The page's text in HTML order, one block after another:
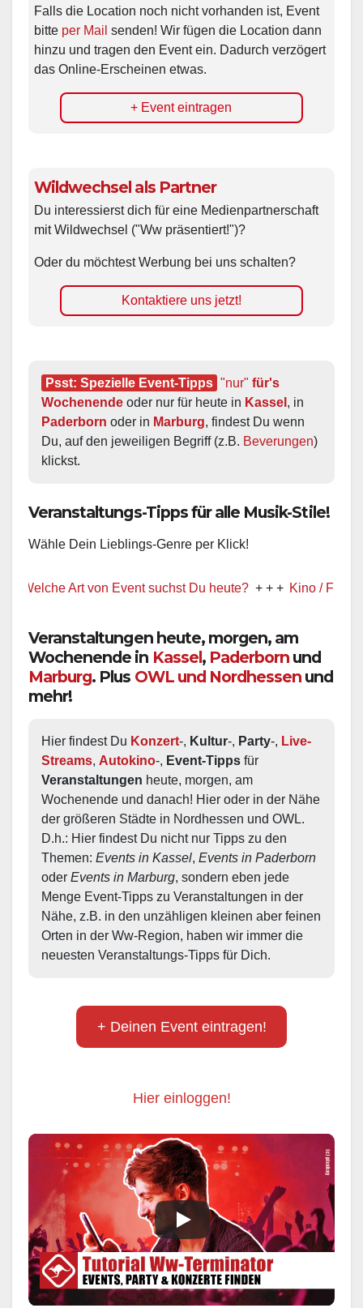
Falls die Location noch nicht vorhanden ist, Event
bitte per Mail senden! Wir fügen die Location dann
hinzu und tragen den Event ein. Dadurch verzögert
das Online-Erscheinen etwas.
+ Event eintragen
Wildwechsel als Partner
Du interessierst dich für eine Medienpartnerschaft
mit Wildwechsel ("Ww präsentiert!")?
Oder du möchtest Werbung bei uns schalten?
Kontaktiere uns jetzt!
Psst: Spezielle Event-Tipps "nur" für's
Wochenende oder nur für heute in Kassel
Paderborn oder in Marburg, findest Du wenn
Du, auf den jeweiligen Begriff (z.B. Beverungen)
klickst.
Veranstaltungs-Tipps für alle Musik-Stile!
Wähle Dein Lieblings-Genre per Klick!
Art von Event suchst Du heute? + + + Kino / Film + + +
Veranstaltungen heute, morgen, am
Wochenende in Kassel, Paderborn und
Marburg. Plus OWL und Nordhessen und
mehr!
Hier findest Du Konzert-, Kultur-, Party-, Live-
Streams, Autokino-, Event-Tipps
Veranstaltungen heute, morgen, am
Wochenende und danach! Hier oder in der Nähe
der größeren Städte in Nordhessen und OWL.
D.h.: Hier findest Du nicht nur Tipps zu den
Themen: Events in Kassel, Events in Paderborn
oder Events in Marburg, sondern eben jede
Menge Event-Tipps zu Veranstaltungen in der
Nähe, z.B. in den unzähligen kleinen aber feinen
Orten in der Ww-Region, haben wir immer die
neuesten Veranstaltungs-Tipps für Dich.
+ Deinen Event eintragen!
Hier einloggen!